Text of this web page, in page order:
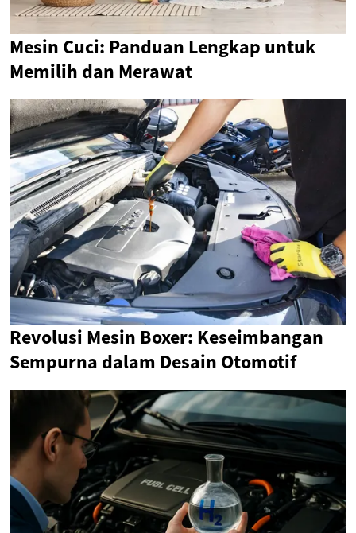
Mesin Cuci: Panduan Lengkap untuk
Memilih dan Merawat
Revolusi Mesin Boxer: Keseimbangan
Sempurna dalam Desain Otomotif